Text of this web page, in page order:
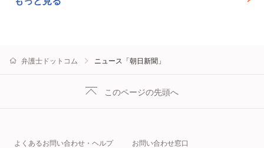
弁護士ドットコム ニュース「朝日新聞」
このページの先頭へ
よくあるお問い合わせ・ヘルプ お問い合わせ窓口